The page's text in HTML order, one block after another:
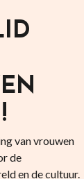
van vrouwen
de
en de cultuur.